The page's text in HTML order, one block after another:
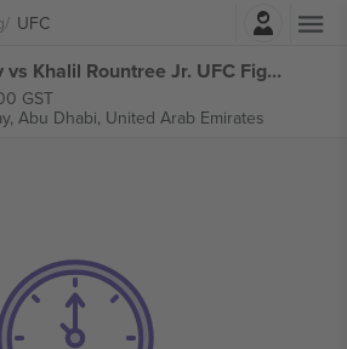
UFC
Magomed Ankalaev vs Khalil Rountree Jr. UFC Fight Night ბილეთი
GST
Abu Dhabi, United Arab Emirates